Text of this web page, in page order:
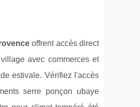
offrent accès direct
avec commerces et
estivale. Vérifiez l'accès
serre ponçon ubaye